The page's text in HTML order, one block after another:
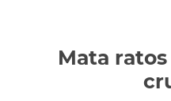
Mata